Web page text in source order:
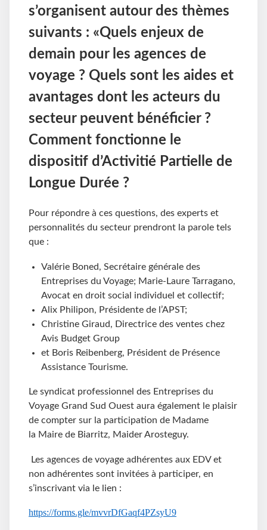
s’organisent autour des thèmes
suivants : «Quels enjeux de
demain pour les agences de
voyage ? Quels sont les aides et
avantages dont les acteurs du
secteur peuvent bénéficier ?
Comment fonctionne le
dispositif d’Activitié Partielle de
Longue Durée ?
Pour répondre à ces questions, des experts et
personnalités du secteur prendront la parole tels
que :
Valérie Boned, Secrétaire générale des
Entreprises du Voyage; Marie-Laure Tarragano,
Avocat en droit social individuel et collectif;
Alix Philipon, Présidente de l’APST;
Christine Giraud, Directrice des ventes chez
Avis Budget Group
et Boris Reibenberg, Président de Présence
Assistance Tourisme.
Le syndicat professionnel des Entreprises du
Voyage Grand Sud Ouest aura également le plaisir
de compter sur la participation de Madame
la Maire de Biarritz, Maider Arosteguy.
Les agences de voyage adhérentes aux EDV et
non adhérentes sont invitées à participer, en
s’inscrivant via le lien :
https://forms.gle/mvvrDfGaqf4PZsyU9